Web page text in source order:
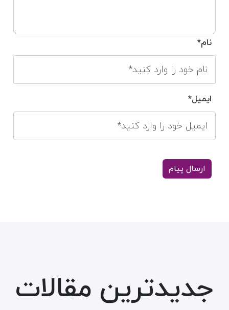
نام*
ایمیل*
جدیدترین مقالات